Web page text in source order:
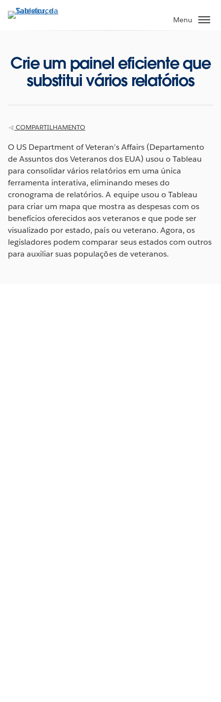
Pular
para
Menu
Crie um painel eficiente que
substitui vários relatórios
COMPARTILHAMENTO
O US Department of Veteran’s Affairs (Departamento
de Assuntos dos Veteranos dos EUA) usou o Tableau
para consolidar vários relatórios em uma única
ferramenta interativa, eliminando meses do
cronograma de relatórios. A equipe usou o Tableau
para criar um mapa que mostra as despesas com os
benefícios oferecidos aos veteranos e que pode ser
visualizado por estado, país ou veterano. Agora, os
legisladores podem comparar seus estados com outros
para auxiliar suas populações de veteranos.